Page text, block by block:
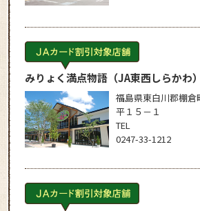
みりょく満点物語（JA東西しらかわ）
福島県東白川郡棚
平１５－１
TEL
0247-33-1212